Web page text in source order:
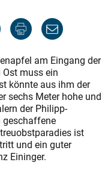
am Eingang der
muss ein
könnte aus ihm der
sechs Meter hohe und
der Philipp-
geschaffene
ist
und ein guter
Eininger.